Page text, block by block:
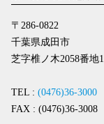
〒286-0822
千葉県成田市
芝字椎ノ木2058番地1
TEL : (0476)36-3000
FAX : (0476)36-3008